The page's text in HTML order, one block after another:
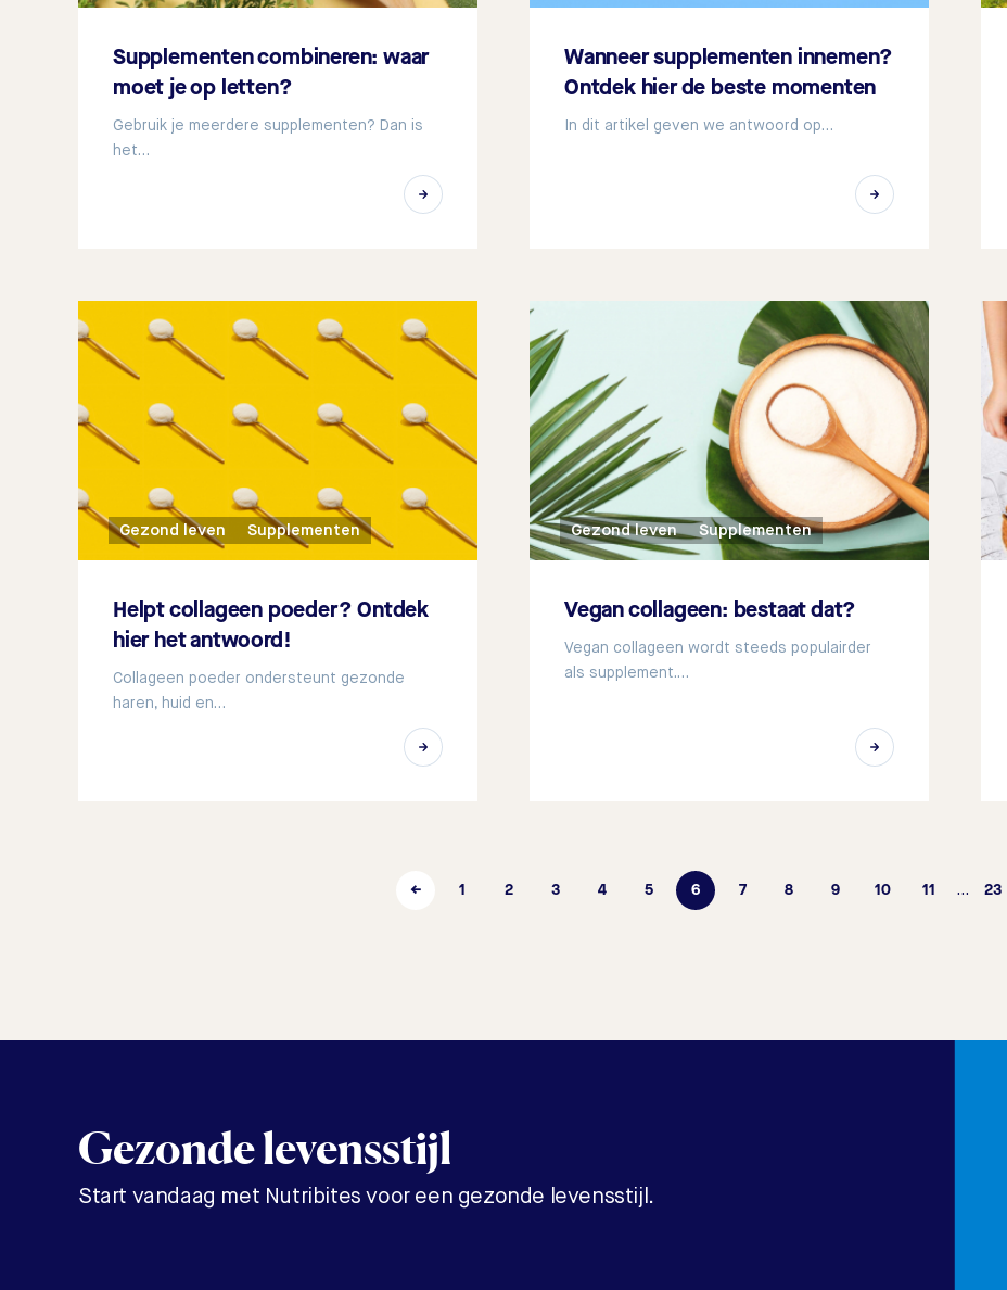
Supplementen combineren: waar
moet je op letten?
Gebruik je meerdere supplementen? Dan is
het…
Wanneer supplementen innemen?
Ontdek hier de beste momenten
In dit artikel geven we antwoord op…
Gezond leven Supplementen
Helpt collageen poeder? Ontdek
hier het antwoord!
Collageen poeder ondersteunt gezonde
haren, huid en…
Gezond leven Supplementen
Vegan collageen: bestaat dat?
Vegan collageen wordt steeds populairder
als supplement.…
← 1 2 3 4 5 6 7 8 9 10 11 … 23
Gezonde levensstijl
Start vandaag met Nutribites voor een gezonde levensstijl.